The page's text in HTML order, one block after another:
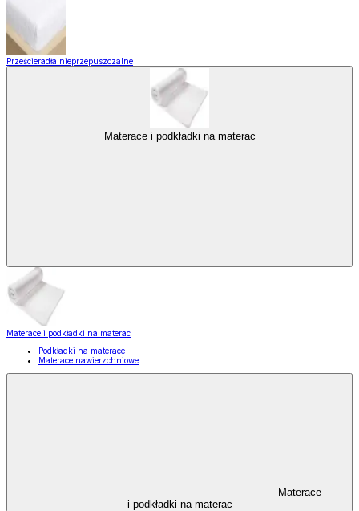
Prześcieradła nieprzepuszczalne
Materace i podkładki na materac
Materace i podkładki na materac
Podkładki na materace
Materace nawierzchniowe
Materace
i podkładki na materac